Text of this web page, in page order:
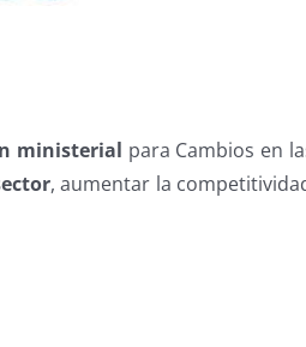
ministerial para Cambios en
, aumentar la